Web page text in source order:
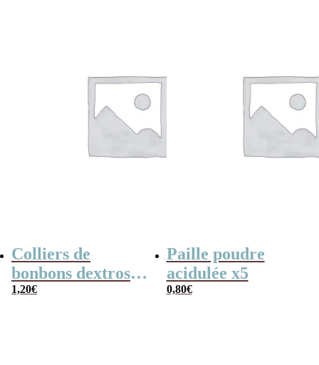
Colliers de
bonbons dextrose
x2
1,20€
Paille poudre
acidulée x5
0,80€